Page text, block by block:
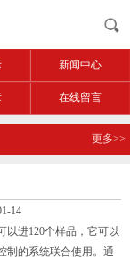
新闻中心
在线留言
更多>>
14
以进120个样品，它可以
制的系统联合使用。通